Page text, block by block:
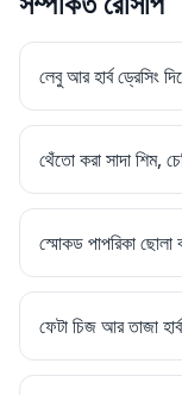
লেবু আর হার্ব ড্রেসিং
থেঁতো করা সাদা শিম,
স্মোকড পাপরিকা ছোলা
ফেটা চিজ আর তাজা